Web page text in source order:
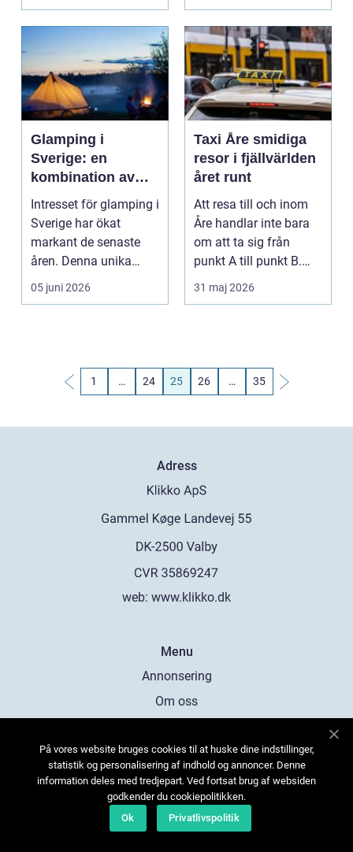
Glamping i
Sverige: en
kombination av
natur och lyx
Intresset för glamping i
Sverige har ökat
markant de senaste
åren. Denna unika
reset...
05 juni 2026
Taxi Åre smidiga
resor i fjällvärlden
året runt
Att resa till och inom
Åre handlar inte bara
om att ta sig från
punkt A till punkt B.
För många är t...
31 maj 2026
1 … 24 25 26 … 35
Adress
web: www.klikko.dk
Menu
Annonsering
Om oss
Kontakta oss
Sitemap
På vores website bruges cookies til at huske dine indstillinger,
statistik og personalisering af indhold og annoncer. Denne
information deles med tredjepart. Ved fortsat brug af websiden
godkender du cookiepolitikken.
Ok
Privatlivspolitik